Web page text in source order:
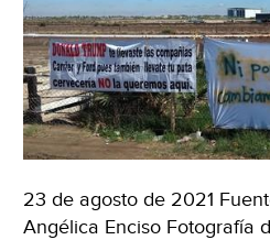
23 de agosto de 2021
Angélica Enciso Fotografía